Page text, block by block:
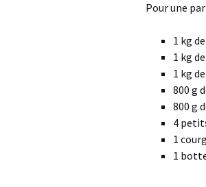
Pour une
1 kg
1 kg
1 kg
800 g
800 g
4
1
1